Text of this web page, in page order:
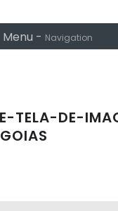
Menu - Navigation
TELA-DE-